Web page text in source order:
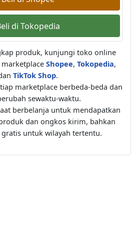
di Tokopedia
produk, kunjungi toko online
Shopee, Tokopedia,
TikTok Shop.
marketplace berbeda-beda dan
sewaktu-waktu.
berbelanja untuk mendapatkan
dan ongkos kirim, bahkan
untuk wilayah tertentu.